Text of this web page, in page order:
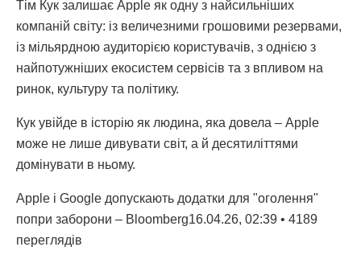
Тім Кук залишає Apple як одну з найсильніших
компаній світу: із величезними грошовими резервами,
із мільярдною аудиторією користувачів, з однією з
найпотужніших екосистем сервісів та з впливом на
ринок, культуру та політику.
Кук увійде в історію як людина, яка довела – Apple
може не лише дивувати світ, а й десятиліттями
домінувати в ньому.
Apple і Google допускають додатки для "оголення"
попри заборони – Bloomberg16.04.26, 02:39 • 4189
переглядiв